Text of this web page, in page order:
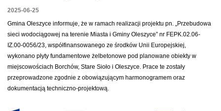
2025-06-25
Gmina Oleszyce informuje, że w ramach realizacji projektu pn. „Przebudowa
sieci wodociągowej na terenie Miasta i Gminy Oleszyce” nr FEPK.02.06-
IZ.00-0056/23, współfinansowanego ze środków Unii Europejskiej,
wykonano płyty fundamentowe żelbetonowe pod planowane obiekty w
miejscowościach Borchów, Stare Sioło i Oleszyce. Prace te zostały
przeprowadzone zgodnie z obowiązującym harmonogramem oraz
dokumentacją techniczno-projektową.